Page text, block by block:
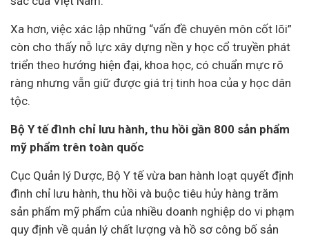
Xa hơn, việc xác lập những “vấn đề chuyên môn cốt lõi”
còn cho thấy nỗ lực xây dựng nền y học cổ truyền phát
triển theo hướng hiện đại, khoa học, có chuẩn mực rõ
ràng nhưng vẫn giữ được giá trị tinh hoa của y học dân
tộc.
Bộ Y tế đình chỉ lưu hành, thu hồi gần 800 sản phẩm
mỹ phẩm trên toàn quốc
Cục Quản lý Dược, Bộ Y tế vừa ban hành loạt quyết định
đình chỉ lưu hành, thu hồi và buộc tiêu hủy hàng trăm
sản phẩm mỹ phẩm của nhiều doanh nghiệp do vi phạm
quy định về quản lý chất lượng và hồ sơ công bố sản